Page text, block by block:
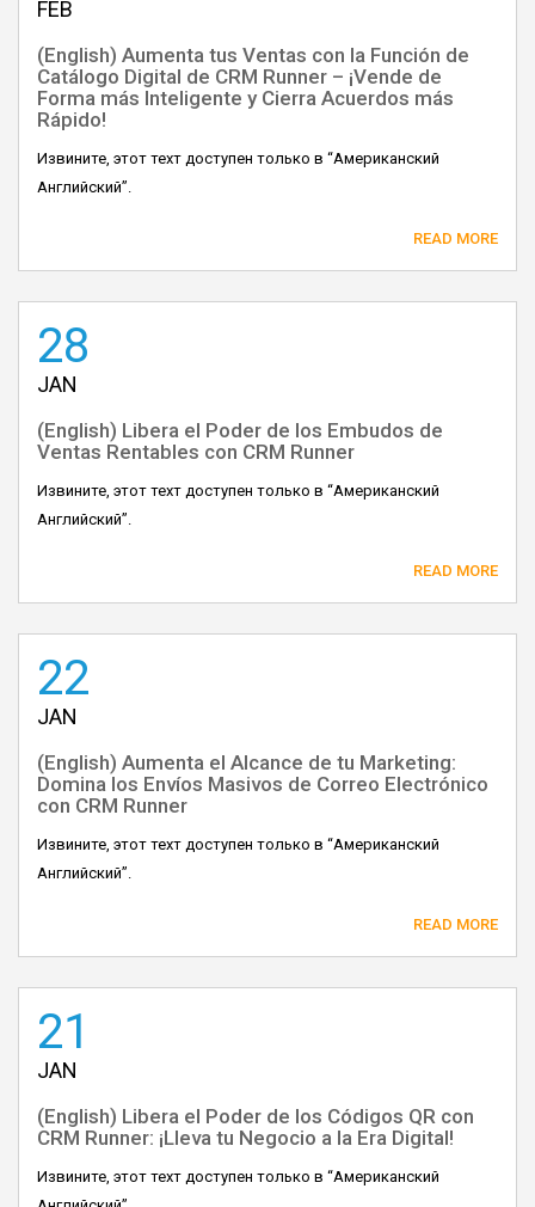
FEB
(English) Aumenta tus Ventas con la Función de
Catálogo Digital de CRM Runner – ¡Vende de
Forma más Inteligente y Cierra Acuerdos más
Rápido!
Извините, этот техт доступен только в “Американский
Английский”.
READ MORE
28
JAN
(English) Libera el Poder de los Embudos de
Ventas Rentables con CRM Runner
Извините, этот техт доступен только в “Американский
Английский”.
READ MORE
22
JAN
(English) Aumenta el Alcance de tu Marketing:
Domina los Envíos Masivos de Correo Electrónico
con CRM Runner
Извините, этот техт доступен только в “Американский
Английский”.
READ MORE
21
JAN
(English) Libera el Poder de los Códigos QR con
CRM Runner: ¡Lleva tu Negocio a la Era Digital!
Извините, этот техт доступен только в “Американский